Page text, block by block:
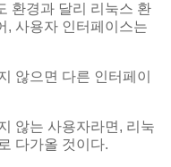
환경과 달리 리눅스 환
, 사용자 인터페이스는
않으면 다른 인터페이
않는 사용자라면, 리눅
다가올 것이다.